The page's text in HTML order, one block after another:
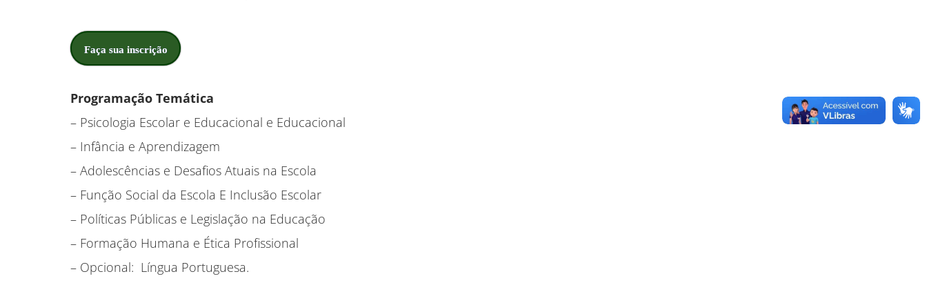
Faça sua inscrição
Programação Temática
– Psicologia Escolar e Educacional e Educacional
– Infância e Aprendizagem
– Adolescências e Desafios Atuais na Escola
– Função Social da Escola E Inclusão Escolar
– Políticas Públicas e Legislação na Educação
– Formação Humana e Ética Profissional
– Opcional: Língua Portuguesa.